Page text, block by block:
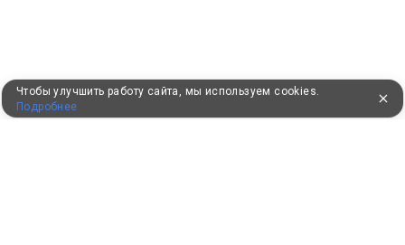
Чтобы улучшить работу сайта, мы используем cookies.
Подробнее